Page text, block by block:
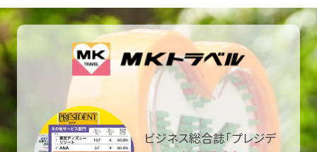
ビジネス総合誌「プレジデ